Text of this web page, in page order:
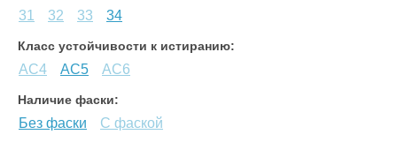
31 32 33 34
Класс устойчивости к истиранию:
АС4 АС5 АС6
Наличие фаски:
Без фаски С фаской